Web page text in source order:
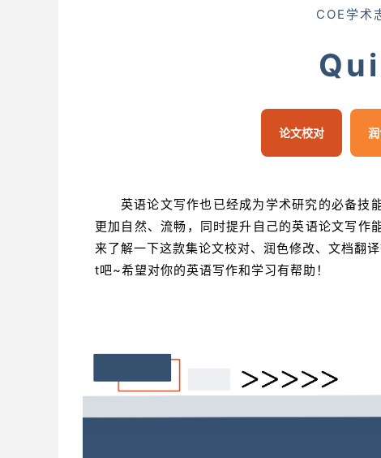
COE学术
论文校对
英语论文写作也已经成为学术研究的必备技
更加自然、流畅，同时提升自己的英语论文写作
来了解一下这款集论文校对、润色修改、文档
t吧~希望对你的英语写作和学习有帮助！